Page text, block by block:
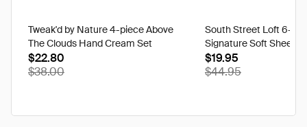
Tweak'd by Nature 4-piece Above
The Clouds Hand Cream Set
$22.80
$38.00
South Street Loft 6-
Signature Soft Sheet
$19.95
$44.95